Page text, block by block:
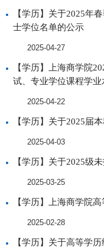
【学历】关于2025年
士学位名单的公示
2025-04-27
【学历】上海商学院
试、专业学位课程学业
2025-04-22
【学历】关于2025届
2025-04-03
【学历】关于2025级
2025-03-25
【学历】上海商学院
2025-02-28
【学历】关于高等学